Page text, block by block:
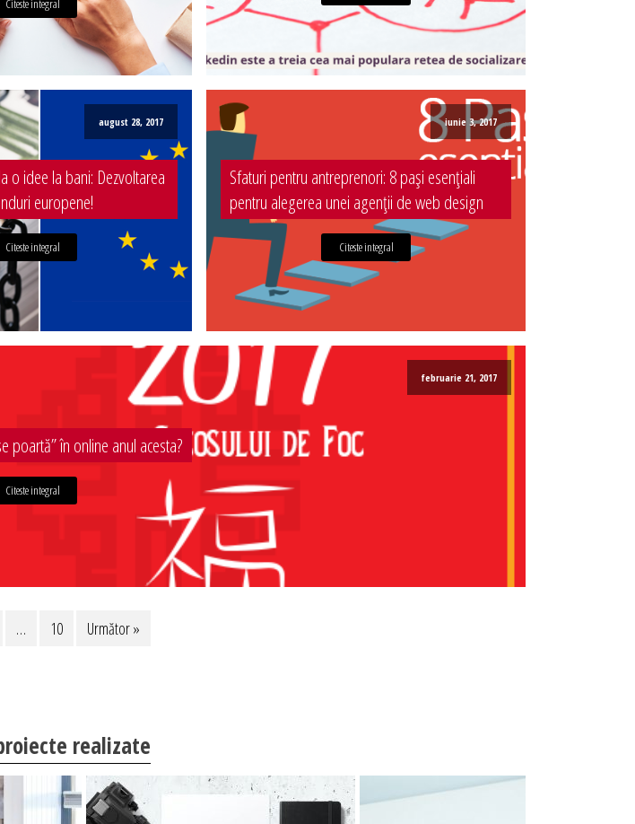
Citeste integral
august 28, 2017
o idee la bani: Dezvoltarea
europene!
Citeste integral
iunie 3, 2017
Sfaturi pentru antreprenori: 8 pași esențiali
pentru alegerea unei agenții de web design
Citeste integral
februarie 21, 2017
poartă” în online anul acesta?
Citeste integral
… 10 Următor »
realizate